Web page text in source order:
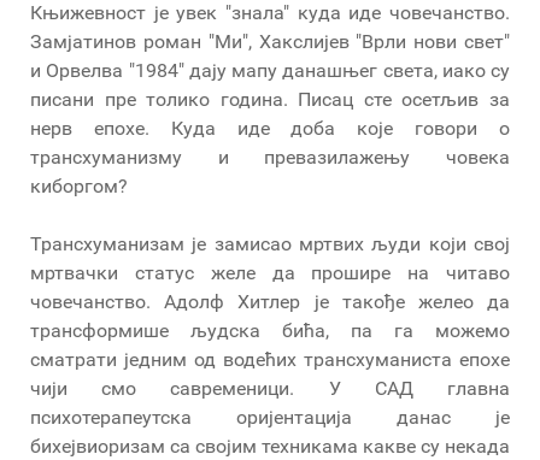
Књижевност је увек "знала" куда иде човечанство.
Замјатинов роман "Ми", Хакслијев "Врли нови свет"
и Орвелва "1984" дају мапу данашњег света, иако су
писани пре толико година. Писац сте осетљив за
нерв епохе. Куда иде доба које говори о
трансхуманизму и превазилажењу човека
киборгом?
Трансхуманизам је замисао мртвих људи који свој
мртвачки статус желе да прошире на читаво
човечанство. Адолф Хитлер је такође желео да
трансформише људска бића, па га можемо
сматрати једним од водећих трансхуманиста епохе
чији смо савременици. У САД главна
психотерапеутска оријентација данас је
бихејвиоризам са својим техникама какве су некада